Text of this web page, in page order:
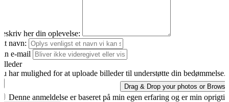
her din oplevelse:
navn:
e-mail
har mulighed for at uploade billeder til understøtte din bedømmelse.
Drag & Drop your photos or Browse
Denne anmeldelse er baseret på min egen erfaring og er min